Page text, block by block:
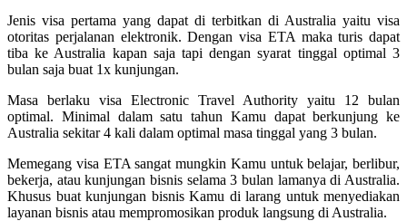
Jenis visa pertama yang dapat di terbitkan di Australia yaitu visa
otoritas perjalanan elektronik. Dengan visa ETA maka turis dapat
tiba ke Australia kapan saja tapi dengan syarat tinggal optimal 3
bulan saja buat 1x kunjungan.
Masa berlaku visa Electronic Travel Authority yaitu 12 bulan
optimal. Minimal dalam satu tahun Kamu dapat berkunjung ke
Australia sekitar 4 kali dalam optimal masa tinggal yang 3 bulan.
Memegang visa ETA sangat mungkin Kamu untuk belajar, berlibur,
bekerja, atau kunjungan bisnis selama 3 bulan lamanya di Australia.
Khusus buat kunjungan bisnis Kamu di larang untuk menyediakan
layanan bisnis atau mempromosikan produk langsung di Australia.